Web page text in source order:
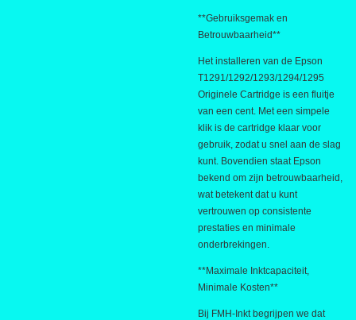
**Gebruiksgemak en
Betrouwbaarheid**
Het installeren van de Epson
T1291/1292/1293/1294/1295
Originele Cartridge is een fluitje
van een cent. Met een simpele
klik is de cartridge klaar voor
gebruik, zodat u snel aan de slag
kunt. Bovendien staat Epson
bekend om zijn betrouwbaarheid,
wat betekent dat u kunt
vertrouwen op consistente
prestaties en minimale
onderbrekingen.
**Maximale Inktcapaciteit,
Minimale Kosten**
Bij FMH-Inkt begrijpen we dat